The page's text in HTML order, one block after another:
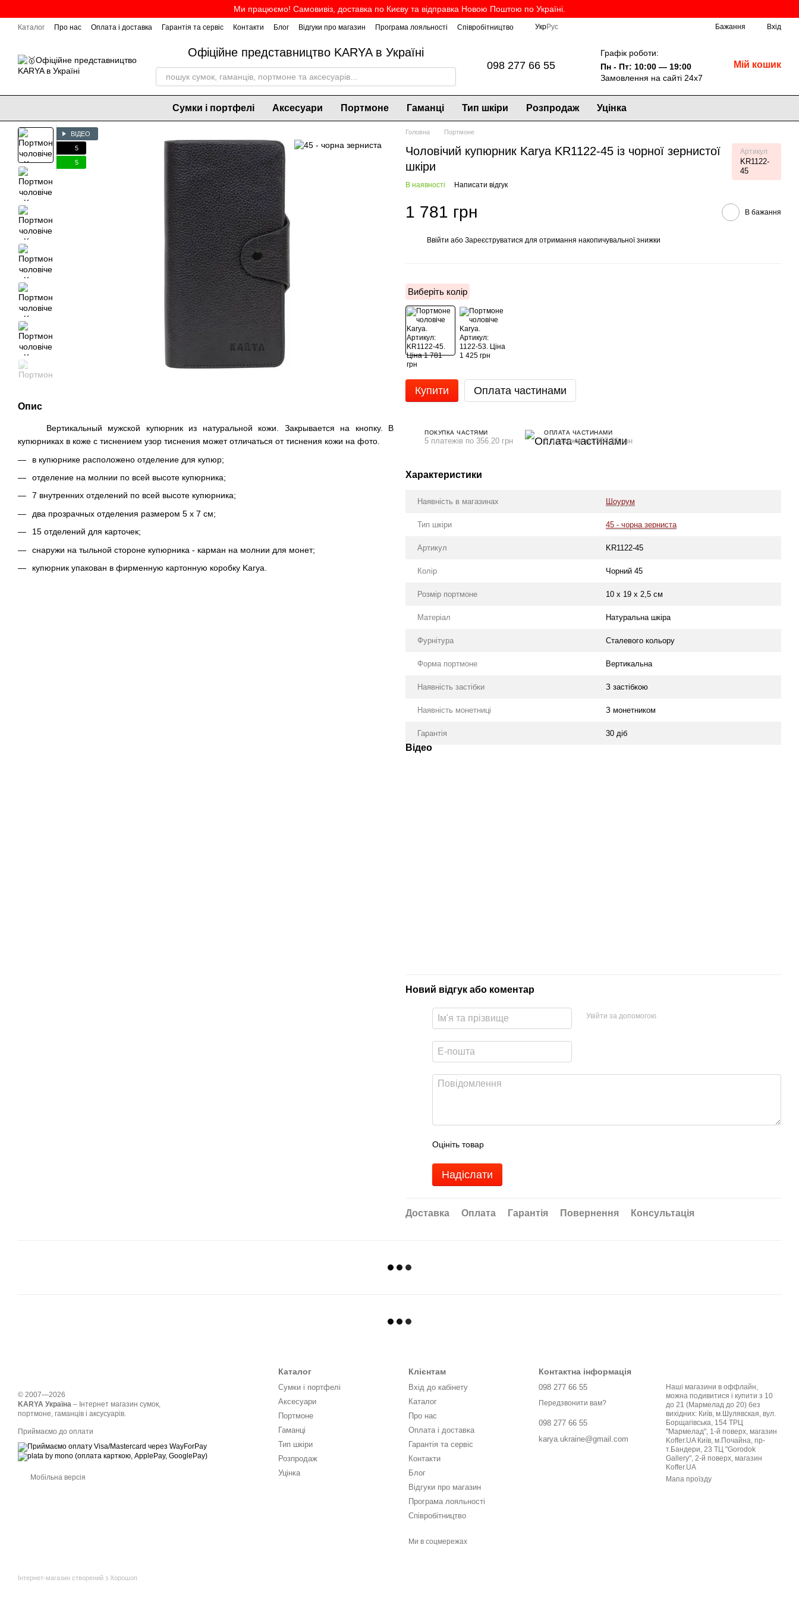
Ми працюємо! Самовивіз, доставка по Києву та відправка Новою Поштою по Україні.
Каталог Про нас Оплата і доставка Гарантія та сервіс Контакти Блог Відгуки про магазин Програма лояльності Співробітництво УкрРус Бажання Вхід
Офіційне представництво KARYA в Україні
098 277 66 55
Графік роботи:
Пн - Пт: 10:00 — 19:00
Замовлення на сайті 24х7
Мій кошик
Сумки і портфелі Аксесуари Портмоне Гаманці Тип шкіри Розпродаж Уцінка
ВІДЕО
5
5
Опис
Вертикальный мужской купюрник из натуральной кожи. Закрывается на кнопку. В
купюрниках в коже с тиснением узор тиснения может отличаться от тиснения кожи на фото.
в купюрнике расположено отделение для купюр;
отделение на молнии по всей высоте купюрника;
7 внутренних отделений по всей высоте купюрника;
два прозрачных отделения размером 5 х 7 см;
15 отделений для карточек;
снаружи на тыльной стороне купюрника - карман на молнии для монет;
купюрник упакован в фирменную картонную коробку Karya.
Головна Портмоне
Чоловічий купюрник Karya KR1122-45 із чорної зернистої
шкіри
Артикул
KR1122-
45
В наявності Написати відгук
1 781 грн В бажання
Ввійти або Зареєструватися для отримання накопичувальної знижки
Виберіть колір
Купити Оплата частинами
ПОКУПКА ЧАСТЯМИ
5 платежів по 356.20 грн
ОПЛАТА ЧАСТИНАМИ
5 платежів по 356.20 грн
Характеристики
Наявність в магазинах Шоурум
Тип шкіри 45 - чорна зерниста
Артикул KR1122-45
Колір Чорний 45
Розмір портмоне 10 х 19 х 2,5 см
Матеріал Натуральна шкіра
Фурнітура Сталевого кольору
Форма портмоне Вертикальна
Наявність застібки З застібкою
Наявність монетниці З монетником
Гарантія 30 діб
Відео
Новий відгук або коментар
Увійти за допомогою
Оцініть товар
Надіслати
Доставка Оплата Гарантія Повернення Консультація
© 2007—2026
KARYA Україна – Інтернет магазин сумок,
портмоне, гаманців і аксусуарів.
Приймаємо до оплати
Мобільна версія
Інтернет-магазин створений з Хорошоп
Каталог
Сумки і портфелі
Аксесуари
Портмоне
Гаманці
Тип шкіри
Розпродаж
Уцінка
Клієнтам
Вхід до кабінету
Каталог
Про нас
Оплата і доставка
Гарантія та сервіс
Контакти
Блог
Відгуки про магазин
Програма лояльності
Співробітництво
Ми в соцмережах
Контактна інформація
098 277 66 55
Передзвонити вам?
098 277 66 55
karya.ukraine@gmail.com
Наші магазини в оффлайн,
можна подивитися і купити з 10
до 21 (Мармелад до 20) без
вихідних: Київ, м.Шулявская, вул.
Борщагівська, 154 ТРЦ
"Мармелад", 1-й поверх, магазин
Koffer.UA Київ, м.Почайна, пр-
т.Бандери, 23 ТЦ "Gorodok
Gallery", 2-й поверх, магазин
Koffer.UA
Мапа проїзду